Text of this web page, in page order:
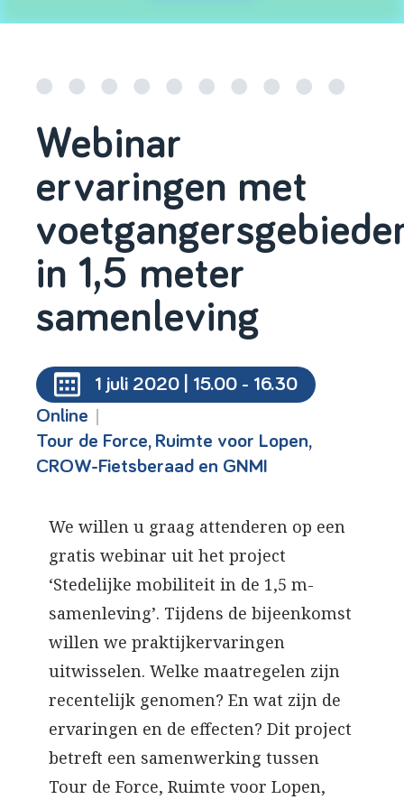
Webinar
ervaringen met
in 1,5 meter
samenleving
1 juli 2020 | 15.00 - 16.30
Online |
Tour de Force, Ruimte voor Lopen,
CROW-Fietsberaad en GNMI
We willen u graag attenderen op een
gratis webinar uit het project
‘Stedelijke mobiliteit in de 1,5 m-
samenleving’. Tijdens de bijeenkomst
willen we praktijkervaringen
uitwisselen. Welke maatregelen zijn
recentelijk genomen? En wat zijn de
ervaringen en de effecten? Dit project
betreft een samenwerking tussen
Tour de Force, Ruimte voor Lopen,